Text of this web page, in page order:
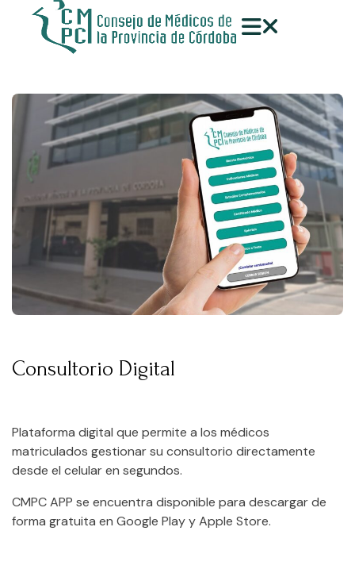
Consultorio Digital
Plataforma digital que permite a los médicos
matriculados gestionar su consultorio directamente
desde el celular en segundos.
CMPC APP se encuentra disponible para descargar de
forma gratuita en Google Playy Apple Store.